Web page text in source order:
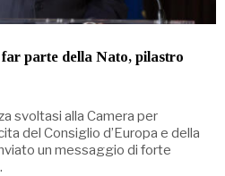
parte della Nato, pilastro
svoltasi alla Camera per
del Consiglio d’Europa e della
un messaggio di forte